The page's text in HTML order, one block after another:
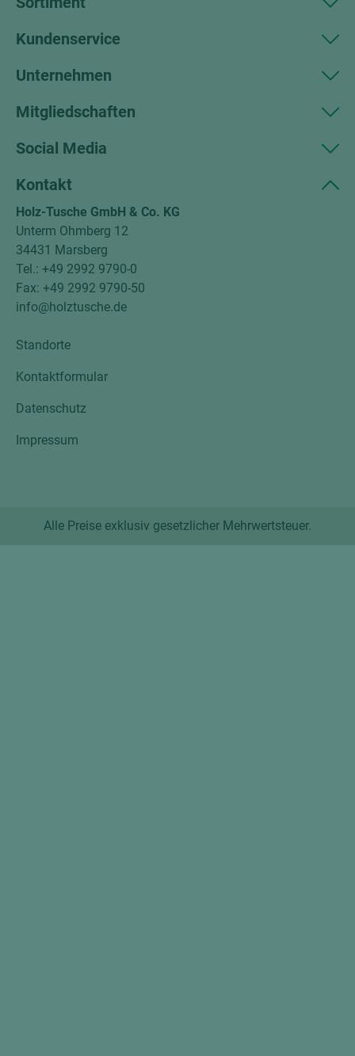
Kundenservice
Unternehmen
Mitgliedschaften
Social Media
Kontakt
Holz-Tusche GmbH & Co. KG
Unterm Ohmberg 12
34431 Marsberg
Tel.: +49 2992 9790-0
Fax: +49 2992 9790-50
info@holztusche.de
Standorte
Kontaktformular
Datenschutz
Impressum
Alle Preise exklusiv gesetzlicher Mehrwertsteuer.